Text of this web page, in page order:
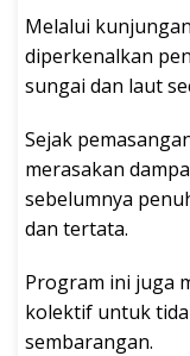
Melalui
diperkenalkan
sungai dan laut
Sejak
merasakan
sebelumnya
dan tertata.
Program ini juga
kolektif untuk
sembarangan.